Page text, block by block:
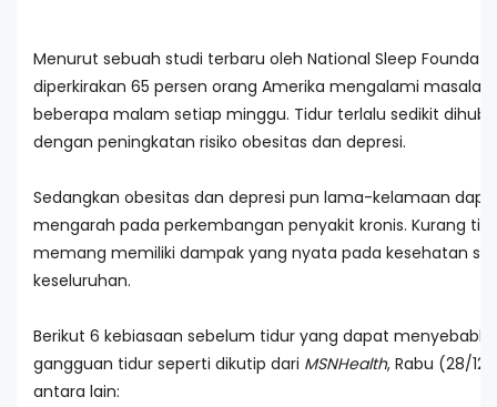
Menurut sebuah studi terbaru oleh National Sleep
diperkirakan 65 persen orang Amerika mengalami masalah
beberapa malam setiap minggu. Tidur terlalu sedikit
dengan peningkatan risiko obesitas dan depresi.
Sedangkan obesitas dan depresi pun lama-kelamaan
mengarah pada perkembangan penyakit kronis. Kurang
memang memiliki dampak yang nyata pada kesehatan
keseluruhan.
Berikut 6 kebiasaan sebelum tidur yang dapat
gangguan tidur seperti dikutip dari MSNHealth, Rabu (28/12/
antara lain: